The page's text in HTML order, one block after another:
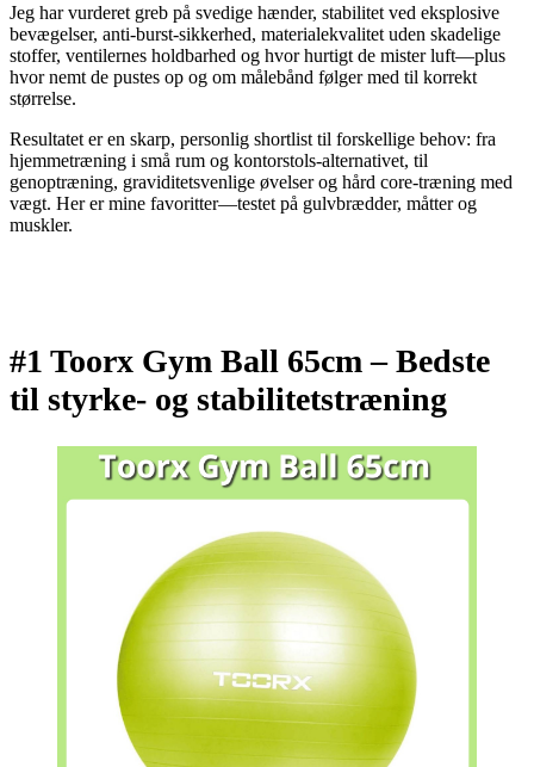
Jeg har vurderet greb på svedige hænder, stabilitet ved eksplosive
bevægelser, anti-burst-sikkerhed, materialekvalitet uden skadelige
stoffer, ventilernes holdbarhed og hvor hurtigt de mister luft—plus
hvor nemt de pustes op og om målebånd følger med til korrekt
størrelse.
Resultatet er en skarp, personlig shortlist til forskellige behov: fra
hjemmetræning i små rum og kontorstols-alternativet, til
genoptræning, graviditetsvenlige øvelser og hård core-træning med
vægt. Her er mine favoritter—testet på gulvbrædder, måtter og
muskler.
#1 Toorx Gym Ball 65cm –Bedste
til styrke- og stabilitetstræning